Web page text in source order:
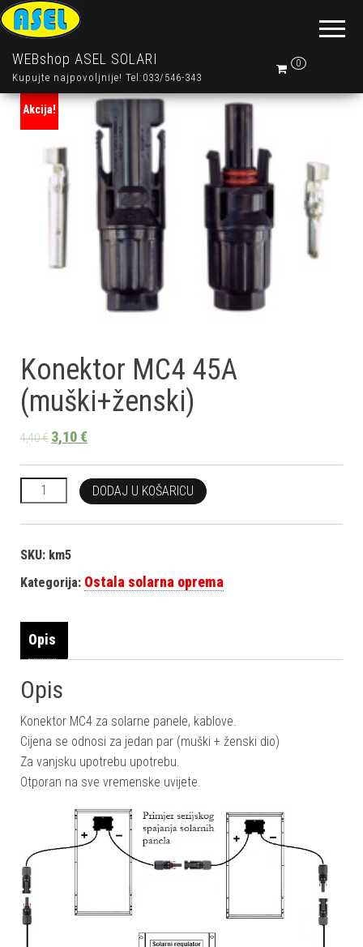
WEBshop ASEL SOLARI
Kupujte najpovoljnije! Tel:033/546-343
0
Akcija!
Konektor MC4 45A
(muški+ženski)
4,40€ 3,10€
Konektor MC4 45A (muški+ženski) količina
DODAJ U KOŠARICU
SKU: km5
Kategorija: Ostala solarna oprema
Opis
Opis
Konektor MC4 za solarne panele, kablove.
Cijena se odnosi za jedan par (muški + ženski dio)
Za vanjsku upotrebu upotrebu.
Otporan na sve vremenske uvijete.